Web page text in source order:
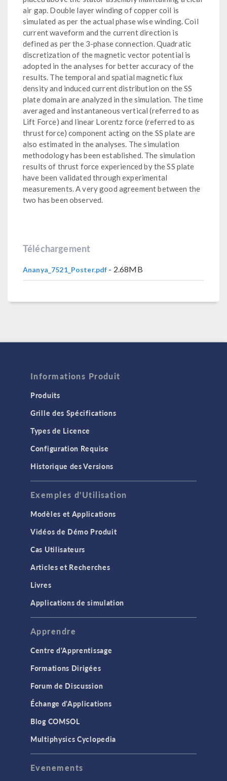
air gap. Double layer winding of copper coil is
simulated as per the actual phase wise winding. Coil
current waveform and the current direction is
defined as per the 3-phase connection. Quadratic
discretization of the magnetic vector potential is
adopted in the analyses for better accuracy of the
results. The temporal and spatial magnetic flux
density and induced current distribution on the SS
plate domain are analyzed in the simulation. The time
averaged and instantaneous vertical (referred to as
Lift Force) and linear Lorentz force (referred to as
thrust force) component acting on the SS plate are
also estimated in the analyses. The simulation
methodology has been established. The simulation
results of thrust force experienced by the SS plate
have been validated through experimental
measurements. A very good agreement between the
two has been observed.
Téléchargement
Ananya_7521_Poster.pdf - 2.68MB
Informations Produit
Produits
Grille des Spécifications
Types de Licence
Configuration Requise
Historique des Versions
Exemples d'Utilisation
Modèles et Applications
Vidéos de Démo Produit
Cas Utilisateurs
Articles et Recherches
Livres
Applications de simulation
Apprendre
Centre d'Apprentissage
Formations Dirigées
Forum de Discussion
Échange d'Applications
Blog COMSOL
Multiphysics Cyclopedia
Evenements